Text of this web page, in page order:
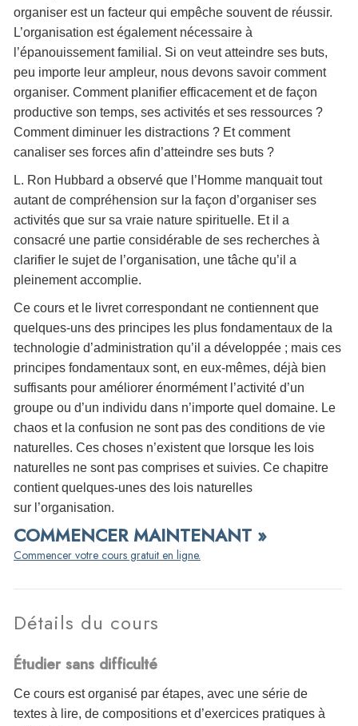
organiser est un facteur qui empêche souvent de réussir.
L’organisation est également nécessaire à
l’épanouissement familial. Si on veut atteindre ses buts,
peu importe leur ampleur, nous devons savoir comment
organiser. Comment planifier efficacement et de façon
productive son temps, ses activités et ses ressources ?
Comment diminuer les distractions ? Et comment
canaliser ses forces afin d’atteindre ses buts ?
L. Ron Hubbard a observé que l’Homme manquait tout
autant de compréhension sur la façon d’organiser ses
activités que sur sa vraie nature spirituelle. Et il a
consacré une partie considérable de ses recherches à
clarifier le sujet de l’organisation, une tâche qu’il a
pleinement accomplie.
Ce cours et le livret correspondant ne contiennent que
quelques-uns des principes les plus fondamentaux de la
technologie d’administration qu’il a développée ; mais ces
principes fondamentaux sont, en eux-mêmes, déjà bien
suffisants pour améliorer énormément l’activité d’un
groupe ou d’un individu dans n’importe quel domaine. Le
chaos et la confusion ne sont pas des conditions de vie
naturelles. Ces choses n’existent que lorsque les lois
naturelles ne sont pas comprises et suivies. Ce chapitre
contient quelques-unes des lois naturelles
sur l’organisation.
COMMENCER MAINTENANT »
Commencer votre cours gratuit en ligne.
Détails du cours
Étudier sans difficulté
Ce cours est organisé par étapes, avec une série de
textes à lire, de compositions et d’exercices pratiques à